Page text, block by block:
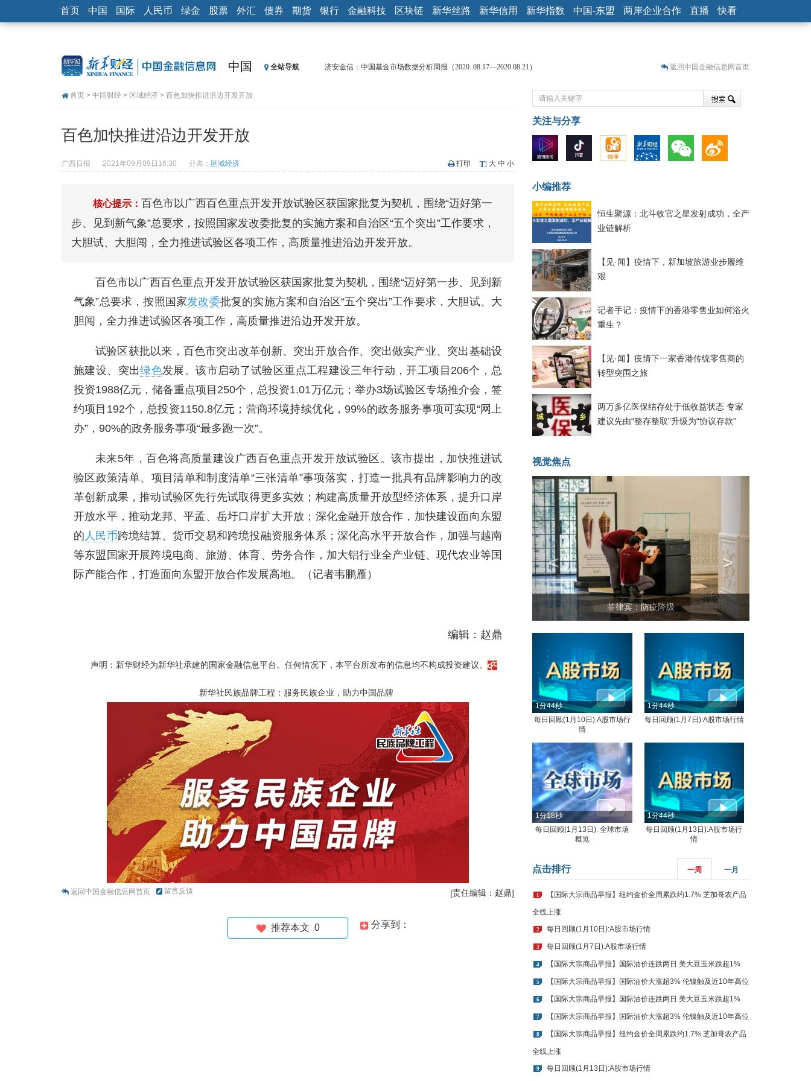
首页 中国 国际 人民币 绿金 股票 外汇 债券 期货 银行 金融科技 区块链 新华丝路 新华信用 新华指数 中国-东盟 两岸企业合作 直播 快看
中国 全站导航
济安金信：中国基金市场数据分析周报（2020. 08.17—2020.08.21）
【新华财经调查】同业存单、结构性存款玩起“跷跷板” 结构性失衡藏
央行公开市场净投放300亿元 短端资金利率明显下行
恒生聚源：北斗收官之星发射成功，全产业链解析
返回中国金融信息网首页
首页 > 中国财经 > 区域经济 > 百色加快推进沿边开发开放
百色加快推进沿边开发开放
广西日报 2021年09月09日16:30 分类： 区域经济 打印 大 中 小
核心提示： 百色市以广西百色重点开发开放试验区获国家批复为契机，围绕“迈好第一
步、见到新气象”总要求，按照国家发改委批复的实施方案和自治区“五个突出”工作要求，
大胆试、大胆闯，全力推进试验区各项工作，高质量推进沿边开发开放。
百色市以广西百色重点开发开放试验区获国家批复为契机，围绕“迈好第一步、见到新
气象”总要求，按照国家发改委批复的实施方案和自治区“五个突出”工作要求，大胆试、大
胆闯，全力推进试验区各项工作，高质量推进沿边开发开放。
试验区获批以来，百色市突出改革创新、突出开放合作、突出做实产业、突出基础设
施建设、突出绿色发展。该市启动了试验区重点工程建设三年行动，开工项目206个，总
投资1988亿元，储备重点项目250个，总投资1.01万亿元；举办3场试验区专场推介会，签
约项目192个，总投资1150.8亿元；营商环境持续优化，99%的政务服务事项可实现“网上
办”，90%的政务服务事项“最多跑一次”。
未来5年，百色将高质量建设广西百色重点开发开放试验区。该市提出，加快推进试
验区政策清单、项目清单和制度清单“三张清单”事项落实，打造一批具有品牌影响力的改
革创新成果，推动试验区先行先试取得更多实效；构建高质量开放型经济体系，提升口岸
开放水平，推动龙邦、平孟、岳圩口岸扩大开放；深化金融开放合作，加快建设面向东盟
的 人民币跨境结算、货币交易和跨境投融资服务体系；深化高水平开放合作，加强与越南
等东盟国家开展跨境电商、旅游、体育、劳务合作，加大铝行业全产业链、现代农业等国
际产能合作，打造面向东盟开放合作发展高地。（记者韦鹏雁）
编辑：赵鼎
声明：新华财经为新华社承建的国家金融信息平台。任何情况下，本平台所发布的信息均不构成投资建议。
新华社民族品牌工程：服务民族企业，助力中国品牌
返回中国金融信息网首页 留言反馈 [责任编辑：赵鼎]
分享到：
推荐本文 0
关注与分享
小编推荐
恒生聚源：北斗收官之星发射成功，全产
业链解析
【见·闻】疫情下，新加坡旅游业步履维
艰
记者手记：疫情下的香港零售业如何浴火
重生？
【见·闻】疫情下一家香港传统零售商的
转型突围之旅
两万多亿医保结存处于低收益状态 专家
建议先由“整存整取”升级为“协议存款”
视觉焦点
菲律宾：防疫降级
< >
1分44秒
每日回顾(1月10日):A股市场行
情
1分44秒
每日回顾(1月7日):A股市场行情
1分18秒
每日回顾(1月13日): 全球市场
概览
1分44秒
每日回顾(1月13日):A股市场行
情
点击排行 一周 一月
1 【国际大宗商品早报】纽约金价全周累跌约1.7% 芝加哥农产品
全线上涨
2 每日回顾(1月10日):A股市场行情
3 每日回顾(1月7日):A股市场行情
4 【国际大宗商品早报】国际油价连跌两日 美大豆玉米跌超1%
5 【国际大宗商品早报】国际油价大涨超3% 伦镍触及近10年高位
6 【国际大宗商品早报】国际油价连跌两日 美大豆玉米跌超1%
7 【国际大宗商品早报】国际油价大涨超3% 伦镍触及近10年高位
8 【国际大宗商品早报】纽约金价全周累跌约1.7% 芝加哥农产品
全线上涨
9 每日回顾(1月13日):A股市场行情